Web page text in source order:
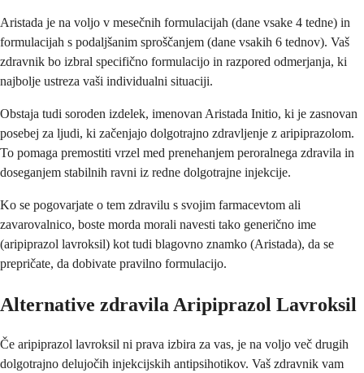
Aristada je na voljo v mesečnih formulacijah (dane vsake 4 tedne) in
formulacijah s podaljšanim sproščanjem (dane vsakih 6 tednov). Vaš
zdravnik bo izbral specifično formulacijo in razpored odmerjanja, ki
najbolje ustreza vaši individualni situaciji.
Obstaja tudi soroden izdelek, imenovan Aristada Initio, ki je zasnovan
posebej za ljudi, ki začenjajo dolgotrajno zdravljenje z aripiprazolom.
To pomaga premostiti vrzel med prenehanjem peroralnega zdravila in
doseganjem stabilnih ravni iz redne dolgotrajne injekcije.
Ko se pogovarjate o tem zdravilu s svojim farmacevtom ali
zavarovalnico, boste morda morali navesti tako generično ime
(aripiprazol lavroksil) kot tudi blagovno znamko (Aristada), da se
prepričate, da dobivate pravilno formulacijo.
Alternative zdravila Aripiprazol Lavroksil
Če aripiprazol lavroksil ni prava izbira za vas, je na voljo več drugih
dolgotrajno delujočih injekcijskih antipsihotikov. Vaš zdravnik vam